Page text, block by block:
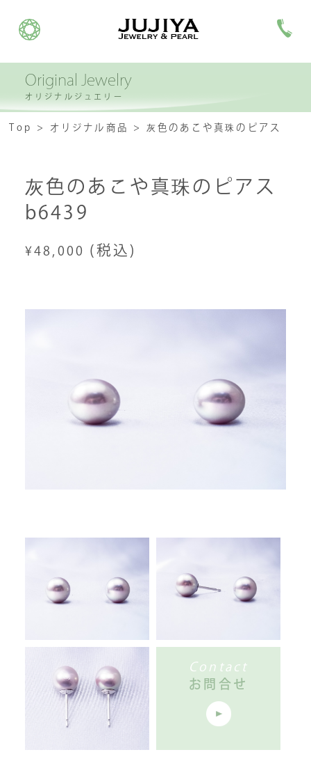
Original Jewelry
オリジナルジュエリー
Top オリジナル商品 灰色のあこや真珠のピアス
灰色のあこや真珠のピアス
b6439
¥48,000 (税込)
Contact
お問合せ